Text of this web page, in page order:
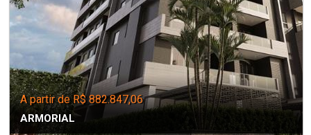
A partir de R$ 882.847,06
ARMORIAL